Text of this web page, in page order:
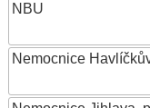
NBU
Nemocnice